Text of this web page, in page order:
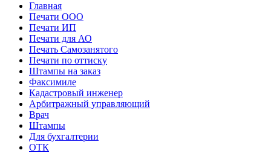
Главная
Печати ООО
Печати ИП
Печати для АО
Печать Самозанятого
Печати по оттиску
Штампы на заказ
Факсимиле
Кадастровый инженер
Арбитражный управляющий
Врач
Штампы
Для бухгалтерии
ОТК